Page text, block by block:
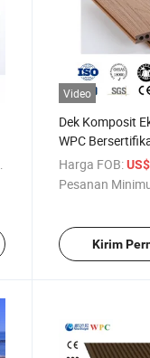
/ Meter persegi
Video
Dek Komposit
WPC
Harga FOB:
Pesanan
Kirim